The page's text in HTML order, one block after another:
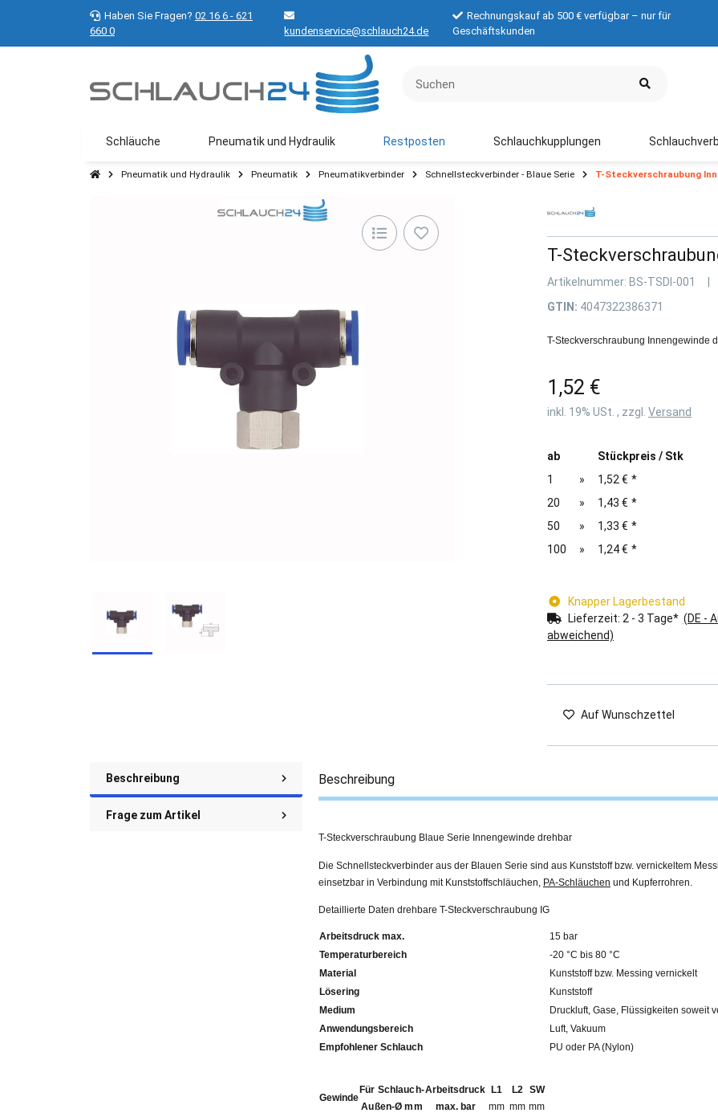
Haben Sie Fragen? 02 16 6 - 621
660 0
kundenservice@schlauch24.de
Rechnungskauf ab 500 € verfügbar – nur für
Geschäftskunden
Schläuche Pneumatik und Hydraulik Restposten Schlauchkupplungen
Pneumatik und Hydraulik Pneumatik Pneumatikverbinder Schnellsteckverbinder - Blaue Serie T-Steckverschraubung
T-
Artikelnummer: BS-TSDI-001
GTIN: 4047322386371
T-Steckverschraubung Innengewinde
1,52 €
inkl. 19% USt. , zzgl. Versand
ab
Stückpreis / Stk
1
» 1,52 € *
20
» 1,43 € *
50
» 1,33 € *
100
» 1,24 € *
Knapper Lagerbestand
Lieferzeit: 2 - 3 Tage* (DE -
abweichend)
Auf Wunschzettel
Beschreibung
Frage zum Artikel
Beschreibung
T-Steckverschraubung Blaue Serie Innengewinde drehbar
Die Schnellsteckverbinder aus der Blauen Serie sind aus Kunststoff bzw. vernickeltem
einsetzbar in Verbindung mit Kunststoffschläuchen, PA-Schläuchen und Kupferrohren.
Detaillierte Daten drehbare T-Steckverschraubung IG
Arbeitsdruck max.
15 bar
Temperaturbereich
-20 °C bis 80 °C
Material
Kunststoff bzw. Messing vernickelt
Lösering
Kunststoff
Medium
Druckluft, Gase, Flüssigkeiten soweit
Anwendungsbereich
Luft, Vakuum
Empfohlener Schlauch
PU oder PA (Nylon)
Gewinde
Für Schlauch-
Außen-Ø mm
Arbeitsdruck
max. bar
L1
mm
L2
mm
SW
mm